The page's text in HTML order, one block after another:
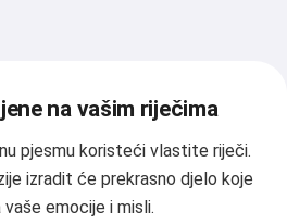
na vašim riječima
pjesmu koristeći vlastite riječi.
izradit će prekrasno djelo koje
vaše emocije i misli.